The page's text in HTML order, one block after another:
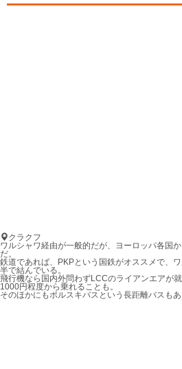
クラクフ
ワルシャワ経由が一般的だが、ヨーロッパ各国
だ。
鉄道であれば、PKPという国鉄がオススメで、
半で結んでいる。
飛行機なら国内外問わずLCCのライアンエアが
1000円程度から乗れることも。
そのほかにもポルスキバスという長距離バスも